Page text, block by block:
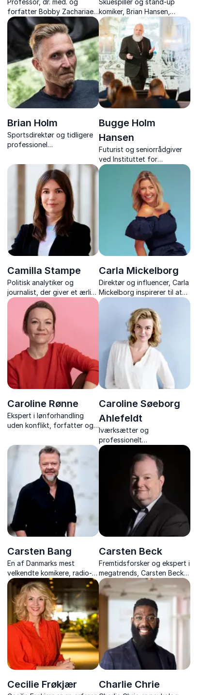
Professor, dr. med. og
forfatter Bobby Zachariae
inspirerer med forskning og
redskaber til
stresshåndtering, trivsel og
sundhed i en travl hverdag.
Skuespiller og stand-up
komiker, Brian Hansen,
kombinerer humor,
teatererfaring og
psykologisk indsigt i
engagerende foredrag om
kommunikation og
arbejdsglæde.
Brian Holm
Sportsdirektør og tidligere
professionel
cykelsporten inspirerer med
humor og ærlighed om livets
kampe og mental styrke.
Bugge Holm
Hansen
Futurist og seniorrådgiver
ved Instituttet for
Fremtidsforskning, ekspert i
teknologi og innovation.
Camilla Stampe
Politisk analytiker og
journalist, der giver et ærligt
og skarpt indblik i dansk
politik, faktatjek og
mediernes rolle.
Carla Mickelborg
Direktør og influencer, Carla
Mickelborg inspirerer til at
finde glæden i processen,
nå mål med ro og opdage
sit personlige “why”.
Caroline Rønne
Ekspert i lønforhandling
uden konflikt, forfatter og
konkrete værktøjer til
værdiskabende lønsamtaler
Caroline Søeborg
Ahlefeldt
Iværksætter og
professionelt
bestyrelsesmedlem, Caroline
Søeborg Ahlefeldt er en
skarp, autentisk og
humoristisk foredragsholder.
Carsten Bang
En af Danmarks mest
velkendte komikere, radio-
og tv-vært og formidler, gør
humor til et vigtigt værktøj i
hverdagen og kulturen på
arbejdspladsen.
Carsten Beck
Fremtidsforsker og ekspert i
megatrends, Carsten Beck,
giver jer indsigt i fremtidens
samfund, forandringer og
strategiske muligheder.
Cecilie Frøkjær Charlie Chrie